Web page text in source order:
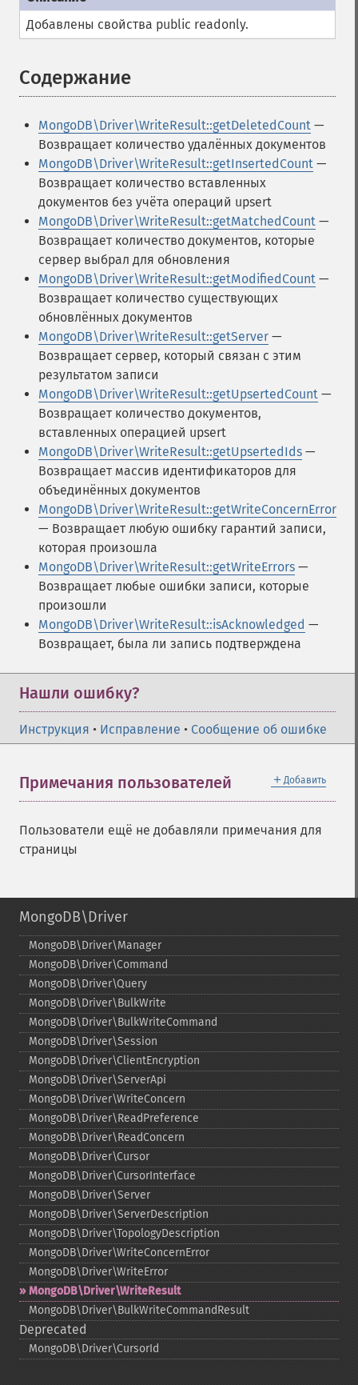
Добавлены свойства public readonly.
Содержание
MongoDB\Driver\WriteResult::getDeletedCount —
Возвращает количество удалённых документов
MongoDB\Driver\WriteResult::getInsertedCount —
Возвращает количество вставленных
документов без учёта операций upsert
MongoDB\Driver\WriteResult::getMatchedCount —
Возвращает количество документов, которые
сервер выбрал для обновления
MongoDB\Driver\WriteResult::getModifiedCount —
Возвращает количество существующих
обновлённых документов
MongoDB\Driver\WriteResult::getServer —
Возвращает сервер, который связан с этим
результатом записи
MongoDB\Driver\WriteResult::getUpsertedCount —
Возвращает количество документов,
вставленных операцией upsert
MongoDB\Driver\WriteResult::getUpsertedIds —
Возвращает массив идентификаторов для
объединённых документов
MongoDB\Driver\WriteResult::getWriteConcernError
— Возвращает любую ошибку гарантий записи,
которая произошла
MongoDB\Driver\WriteResult::getWriteErrors —
Возвращает любые ошибки записи, которые
произошли
MongoDB\Driver\WriteResult::isAcknowledged —
Возвращает, была ли запись подтверждена
Нашли ошибку?
Инструкция • Исправление • Сообщение об ошибке
＋ Добавить
Примечания пользователей
Пользователи ещё не добавляли примечания для
страницы
MongoDB\Driver
MongoDB\Driver\Manager
MongoDB\Driver\Command
MongoDB\Driver\Query
MongoDB\Driver\BulkWrite
MongoDB\Driver\BulkWriteCommand
MongoDB\Driver\Session
MongoDB\Driver\ClientEncryption
MongoDB\Driver\ServerApi
MongoDB\Driver\WriteConcern
MongoDB\Driver\ReadPreference
MongoDB\Driver\ReadConcern
MongoDB\Driver\Cursor
MongoDB\Driver\CursorInterface
MongoDB\Driver\Server
MongoDB\Driver\ServerDescription
MongoDB\Driver\TopologyDescription
MongoDB\Driver\WriteConcernError
MongoDB\Driver\WriteError
MongoDB\Driver\WriteResult
MongoDB\Driver\BulkWriteCommandResult
Deprecated
MongoDB\Driver\CursorId